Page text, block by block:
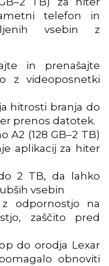
telefon in
vsebin z
in prenašajte
z videoposnetki
hitrosti branja do
prenos datotek.
A2 (128 GB–2 TB)
aplikacij za hiter
2 TB, da lahko
vsebin
odpornostjo na
zaščito pred
do orodja Lexar
obnoviti